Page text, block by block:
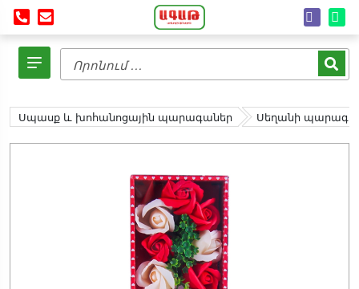
Սպասք և խոհանոցային պարագաներ Սեղանի